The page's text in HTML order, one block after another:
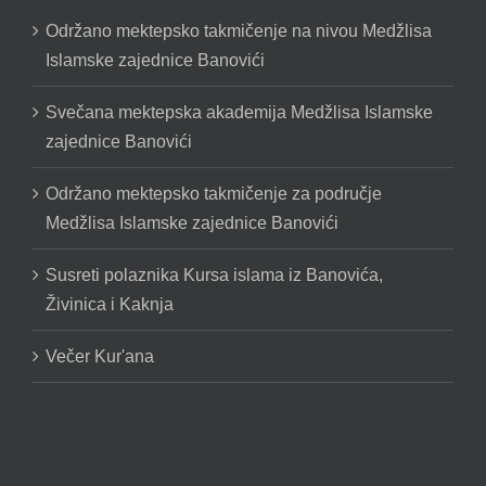
Održano mektepsko takmičenje na nivou Medžlisa
Islamske zajednice Banovići
Svečana mektepska akademija Medžlisa Islamske
zajednice Banovići
Održano mektepsko takmičenje za područje
Medžlisa Islamske zajednice Banovići
Susreti polaznika Kursa islama iz Banovića,
Živinica i Kaknja
Večer Kur'ana